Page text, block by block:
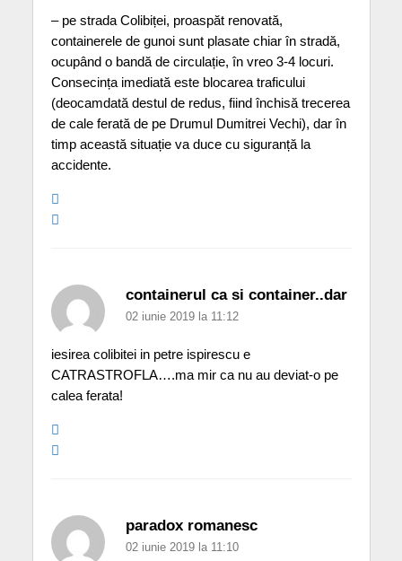
– pe strada Colibiței, proaspăt renovată,
containerele de gunoi sunt plasate chiar în stradă,
ocupând o bandă de circulație, în vreo 3-4 locuri.
Consecința imediată este blocarea traficului
(deocamdată destul de redus, fiind închisă trecerea
de cale ferată de pe Drumul Dumitrei Vechi), dar în
timp această situație va duce cu siguranță la
accidente.
containerul ca si container..dar
02 iunie 2019 la 11:12
iesirea colibitei in petre ispirescu e
CATRASTROFLA….ma mir ca nu au deviat-o pe
calea ferata!
paradox romanesc
02 iunie 2019 la 11:10